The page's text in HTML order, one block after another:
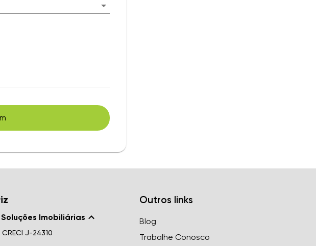
Imobiliárias
CRECI J-24310
Outros links
Blog
Trabalhe Conosco